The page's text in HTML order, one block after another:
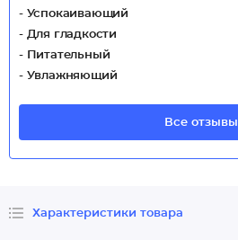
- Успокаивающий
- Для гладкости
- Питательный
- Увлажняющий
Все отзывы
Характеристики товара